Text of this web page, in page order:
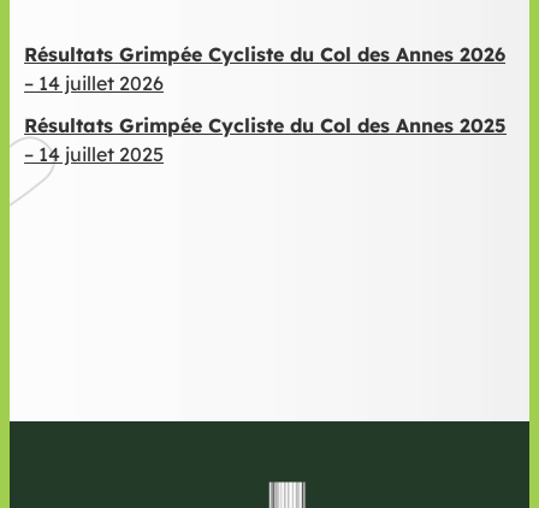
Résultats Grimpée Cycliste du Col des Annes 2026
– 14 juillet 2026
Résultats Grimpée Cycliste du Col des Annes 2025
– 14 juillet 2025